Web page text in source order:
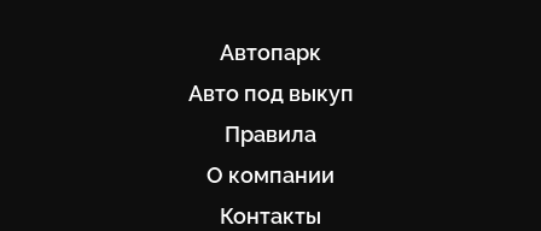
Автопарк
Авто под выкуп
Правила
О компании
Контакты